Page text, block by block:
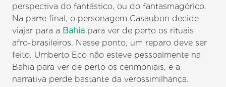
perspectiva do fantástico, ou do fantasmagórico.
Na parte final, o personagem Casaubon decide
viajar para a Bahia para ver de perto os rituais
afro-brasileiros. Nesse ponto, um reparo deve ser
feito. Umberto Eco não esteve pessoalmente na
Bahia para ver de perto os cerimoniais, e a
narrativa perde bastante da verossimilhança.